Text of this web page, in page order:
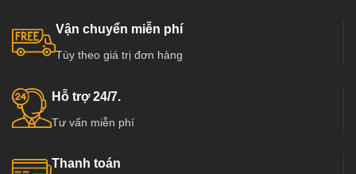
Vận chuyển miễn phí
Tùy theo giá trị đơn hàng
Hỗ trợ 24/7.
Tư vấn miễn phí
Thanh toán